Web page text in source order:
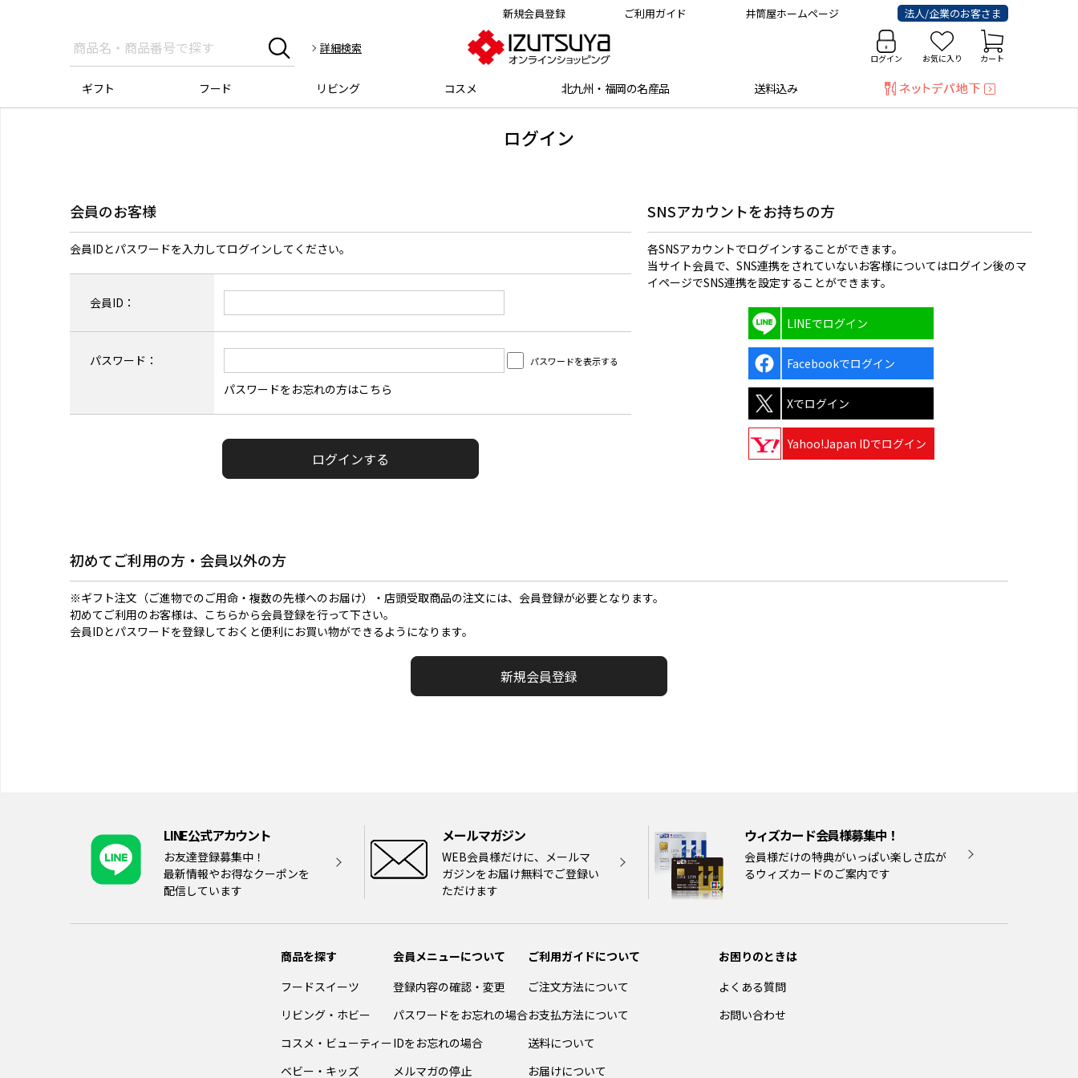
新規会員登録 ご利用ガイド 井筒屋ホームページ 法人/企業のお客さま
詳細検索
ログイン お気に入り カート
ギフト フード リビング コスメ 北九州・福岡の名産品 送料込み
ログイン
会員のお客様
会員IDとパスワードを入力してログインしてください。
会員ID：
パスワード： パスワードを表示する
パスワードをお忘れの方はこちら
SNSアカウントをお持ちの方
各SNSアカウントでログインすることができます。
当サイト会員で、SNS連携をされていないお客様についてはログイン後のマ
イページでSNS連携を設定することができます。
LINEでログイン
Facebookでログイン
Xでログイン
Yahoo!Japan IDでログイン
初めてご利用の方・会員以外の方
※ギフト注文（ご進物でのご用命・複数の先様へのお届け）・店頭受取商品の注文には、会員登録が必要となります。
初めてご利用のお客様は、こちらから会員登録を行って下さい。
会員IDとパスワードを登録しておくと便利にお買い物ができるようになります。
LINE公式アカウント
お友達登録募集中！
最新情報やお得なクーポンを
配信しています
メールマガジン
WEB会員様だけに、メールマ
ガジンをお届け無料でご登録い
ただけます
ウィズカード会員様募集中！
会員様だけの特典がいっぱい楽しさ広が
るウィズカードのご案内です
商品を探す
フードスイーツ
リビング・ホビー
コスメ・ビューティー
ベビー・キッズ
会員メニューについて
登録内容の確認・変更
パスワードをお忘れの場合
IDをお忘れの場合
メルマガの停止
ご利用ガイドについて
ご注文方法について
お支払方法について
送料について
お届けについて
お困りのときは
よくある質問
お問い合わせ